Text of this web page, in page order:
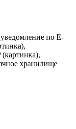
по E-
хранилище